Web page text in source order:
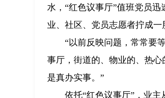
水，“红色议事厅”值班党员
业、社区、党员志愿者拧成
“以前反映问题，常常要
事厅，街道的、物业的、热
是真办实事。”
依托“红色议事厅”，业